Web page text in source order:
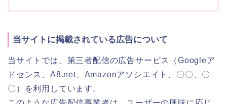
当サイトに掲載されている広告について
当サイトでは、第三者配信の広告サービス（Googleア
ドセンス、A8.net、Amazonアソシエイト、〇〇、〇
〇）を利用しています。